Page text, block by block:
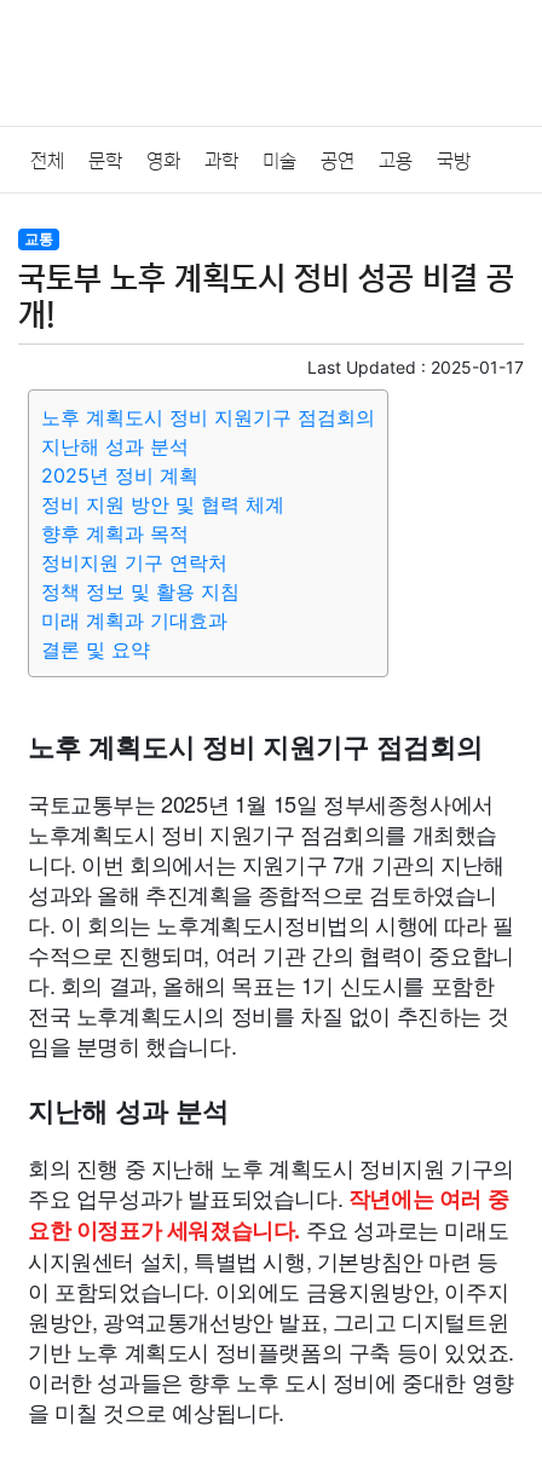
전체 문학 영화 과학 미술 공연 고용 국방
법률
질병 가요 방송 일상 주식 암호화폐 블록체인
미용 증권 인테리어
요리 상품리뷰 원예 금융 게임 스포츠
대출 자동차 취미 여행 맛집
종교 사회 정치 건강
부동산 외국어 교육
교통
국토부 노후 계획도시 정비 성공 비결 공
개!
Last Updated : 2025-01-17
노후 계획도시 정비 지원기구 점검회의
지난해 성과 분석
2025년 정비 계획
정비 지원 방안 및 협력 체계
향후 계획과 목적
정비지원 기구 연락처
정책 정보 및 활용 지침
미래 계획과 기대효과
결론 및 요약
노후 계획도시 정비 지원기구 점검회의
국토교통부는 2025년 1월 15일 정부세종청사에서
노후계획도시 정비 지원기구 점검회의를 개최했습
니다. 이번 회의에서는 지원기구 7개 기관의 지난해
성과와 올해 추진계획을 종합적으로 검토하였습니
다. 이 회의는 노후계획도시정비법의 시행에 따라 필
수적으로 진행되며, 여러 기관 간의 협력이 중요합니
다. 회의 결과, 올해의 목표는 1기 신도시를 포함한
전국 노후계획도시의 정비를 차질 없이 추진하는 것
임을 분명히 했습니다.
지난해 성과 분석
회의 진행 중 지난해 노후 계획도시 정비지원 기구의
주요 업무성과가 발표되었습니다. 작년에는 여러 중
요한 이정표가 세워졌습니다. 주요 성과로는 미래도
시지원센터 설치, 특별법 시행, 기본방침안 마련 등
이 포함되었습니다. 이외에도 금융지원방안, 이주지
원방안, 광역교통개선방안 발표, 그리고 디지털트윈
기반 노후 계획도시 정비플랫폼의 구축 등이 있었죠.
이러한 성과들은 향후 노후 도시 정비에 중대한 영향
을 미칠 것으로 예상됩니다.